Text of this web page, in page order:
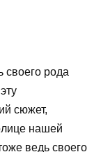
рода
сюжет,
нашей
ведь своего